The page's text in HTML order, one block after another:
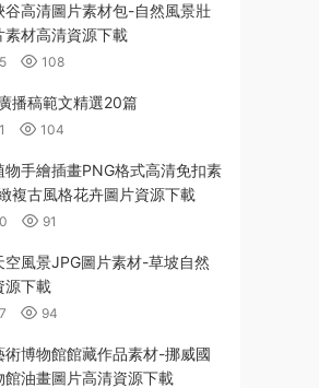
谷高清圖片素材包-自然風景壯
素材高清資源下載
108
播稿範文精選20篇
104
物手繪插畫PNG格式高清免扣素
複古風格花卉圖片資源下載
91
空風景JPG圖片素材-草坡自然
源下載
94
術博物館館藏作品素材-挪威國
館油畫圖片高清資源下載